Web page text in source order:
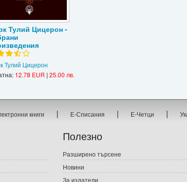
Тулий Цицерон -
Тулий Цицерон
12.78 EUR | 25.00 лв.
книги | Е-Списания | Е-Четци |
Полезно
Разширено търсене
Новини
За издатели